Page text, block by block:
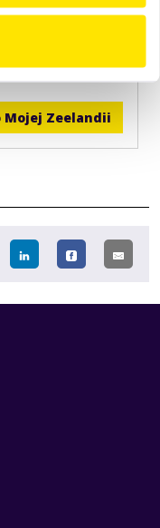
produkt na co
Zeelandii.
Mojej Zeelandii